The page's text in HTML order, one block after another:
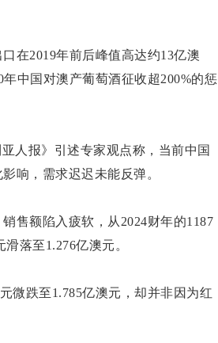
在2019年前后峰值高达约13亿澳
中国对澳产葡萄酒征收超200%的惩
人报》引述专家观点称，当前中国
响，需求迟迟未能反弹。
售额陷入疲软，从2024财年的1187
落至1.276亿澳元。
微跌至1.785亿澳元，却并非因为红